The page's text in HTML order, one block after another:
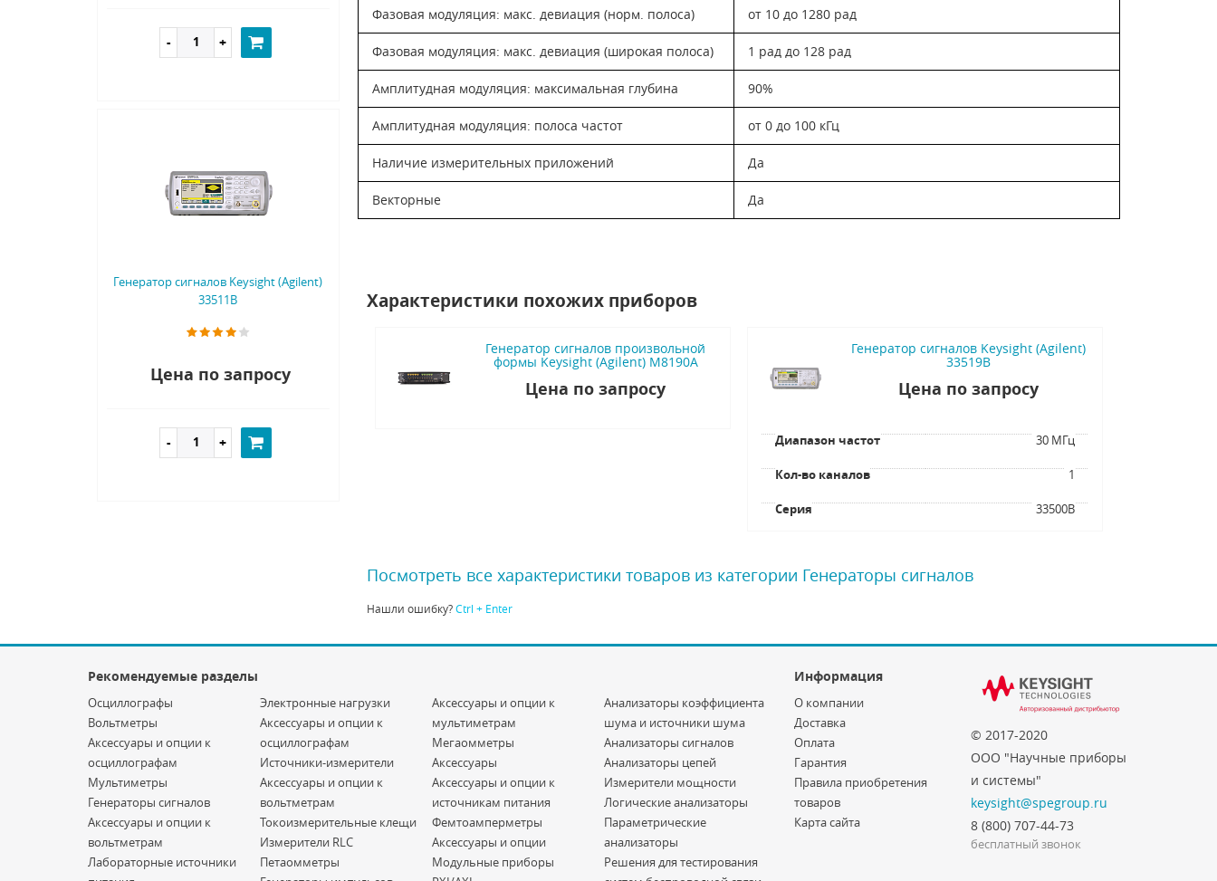
Генератор сигналов Keysight (Agilent)
33511B
Цена по запросу
Фазовая модуляция: макс. девиация (норм. полоса) от 10 до 1280 рад
Фазовая модуляция: макс. девиация (широкая полоса) 1 рад до 128 рад
Амплитудная модуляция: максимальная глубина 90%
Амплитудная модуляция: полоса частот от 0 до 100 кГц
Наличие измерительных приложений Да
Векторные Да
Характеристики похожих приборов
Генератор сигналов произвольной
формы Keysight (Agilent) M8190A
Цена по запросу
Генератор сигналов Keysight (Agilent)
33519B
Цена по запросу
Диапазон частот 30 МГц
Кол-во каналов 1
Серия 33500B
Посмотреть все характеристики товаров из категории Генераторы сигналов
Нашли ошибку?Ctrl + Enter
Рекомендуемые разделы Информация
© 2017-2020
ООО "Научные приборы
и системы"
keysight@spegroup.ru
8 (800) 707-44-73
бесплатный звонок
Осциллографы
Вольтметры
Аксессуары и опции к
осциллографам
Мультиметры
Генераторы сигналов
Аксессуары и опции к
вольтметрам
Лабораторные источники
Электронные нагрузки
Аксессуары и опции к
осциллографам
Источники-измерители
Аксессуары и опции к
вольтметрам
Токоизмерительные клещи
Измерители RLC
Петаомметры
Аксессуары и опции к
мультиметрам
Мегаомметры
Аксессуары
Аксессуары и опции к
источникам питания
Фемтоамперметры
Аксессуары и опции
Модульные приборы
Анализаторы коэффициента
шума и источники шума
Анализаторы сигналов
Анализаторы цепей
Измерители мощности
Логические анализаторы
Параметрические
анализаторы
Решения для тестирования
О компании
Доставка
Оплата
Гарантия
Правила приобретения
товаров
Карта сайта